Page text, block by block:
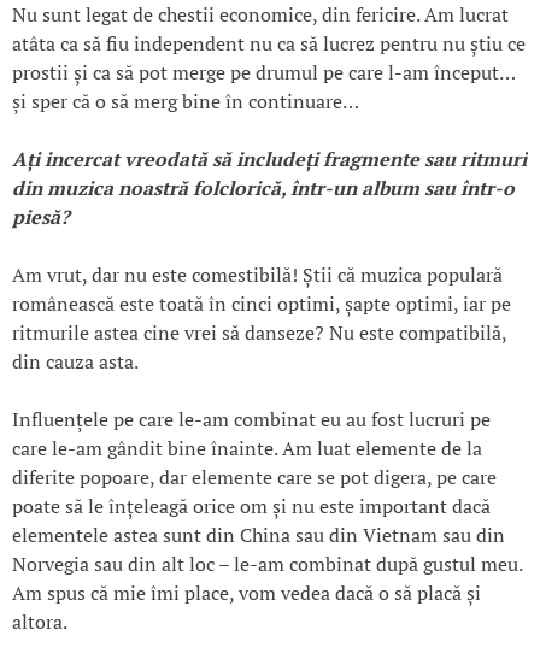
Nu sunt legat de chestii economice, din fericire. Am lucrat
atâta ca să fiu independent nu ca să lucrez pentru nu știu ce
prostii și ca să pot merge pe drumul pe care l-am început…
și sper că o să merg bine în continuare…
Ați incercat vreodată să includeți fragmente sau ritmuri
din muzica noastră folclorică, într-un album sauîntr-o
piesă?
Am vrut, dar nu este comestibilă! Știi că muzica populară
românească este toată în cinci optimi, șapte optimi, iar pe
ritmurile astea cine vrei să danseze? Nu este compatibilă,
din cauza asta.
Influențele pe care le-am combinat eu au fost lucruri pe
care le-am gândit bine înainte. Am luat elemente de la
diferite popoare, dar elemente care se pot digera, pe care
poate să le înțeleagă orice om și nu este important dacă
elementele astea sunt din China sau din Vietnam sau din
Norvegia sau din alt loc – le-am combinat după gustul meu.
Am spus că mie îmi place, vom vedea dacă o să placă și
altora.